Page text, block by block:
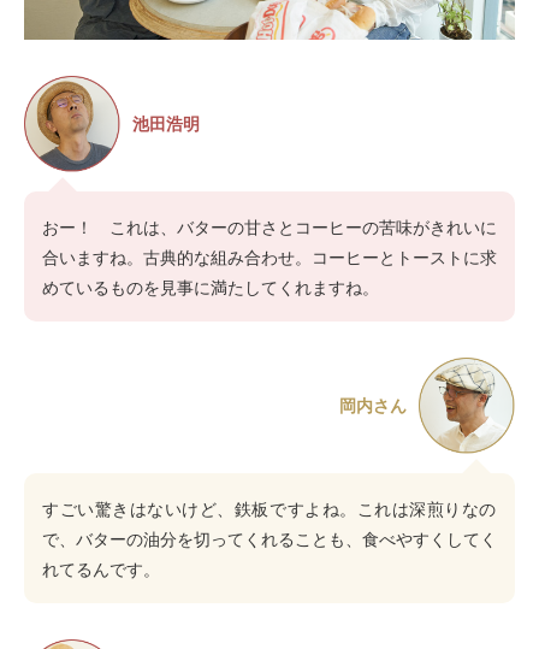
池田浩明
おー！ これは、バターの甘さとコーヒーの苦味がきれいに
合いますね。古典的な組み合わせ。コーヒーとトーストに求
めているものを見事に満たしてくれますね。
岡内さん
すごい驚きはないけど、鉄板ですよね。これは深煎りなの
で、バターの油分を切ってくれることも、食べやすくしてく
れてるんです。